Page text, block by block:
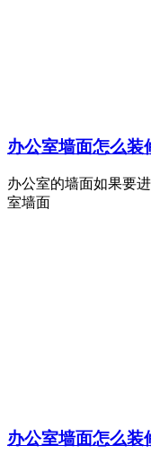
办公室墙面怎么装
办公室的墙面如果要
室墙面
办公室墙面怎么装